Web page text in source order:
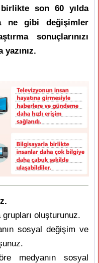
son 60 yılda
ne gibi değişimler
sonuçlarınızı
grupları oluşturunuz.
sosyal değişim ve
medyanın sosyal